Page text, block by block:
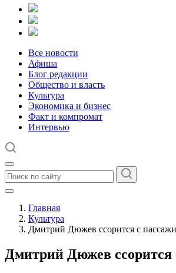
Все новости
Афиша
Блог редакции
Общество и власть
Культура
Экономика и бизнес
Факт и компромат
Интервью
Главная
Культура
Дмитрий Дюжев ссорится с
Дмитрий Дюжев ссорится